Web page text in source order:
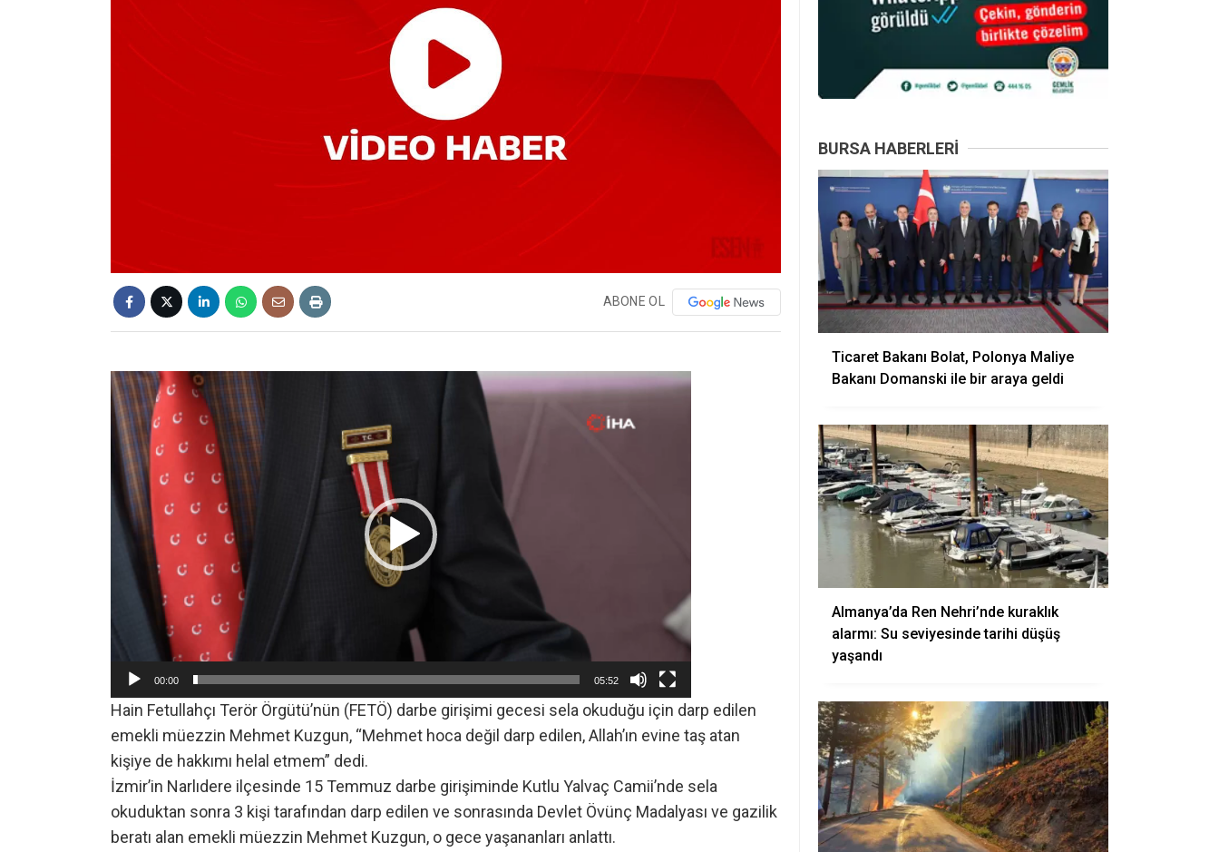
ABONE OL
Video
oynatıcı
00:00 05:52
Hain Fetullahçı Terör Örgütü’nün (FETÖ) darbe girişimi gecesi sela okuduğu için darp edilen
emekli müezzin Mehmet Kuzgun, “Mehmet hoca değil darp edilen, Allah’ın evine taş atan
kişiye de hakkımı helal etmem” dedi.
İzmir’in Narlıdere ilçesinde 15 Temmuz darbe girişiminde Kutlu Yalvaç Camii’nde sela
okuduktan sonra 3 kişi tarafından darp edilen ve sonrasında Devlet Övünç Madalyası ve gazilik
beratı alan emekli müezzin Mehmet Kuzgun, o gece yaşananları anlattı.
BURSA HABERLERI
Ticaret Bakanı Bolat, Polonya Maliye
Bakanı Domanski ile bir araya geldi
Almanya’da Ren Nehri’nde kuraklık
alarmı: Su seviyesinde tarihi düşüş
yaşandı